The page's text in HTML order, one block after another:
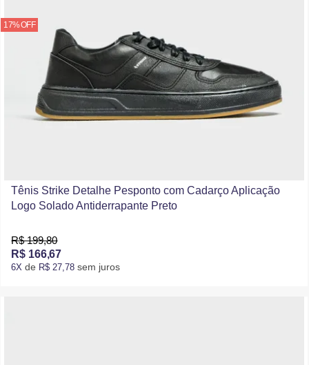
17% OFF
Tênis Strike Detalhe Pesponto com Cadarço Aplicação
Logo Solado Antiderrapante Preto
R$ 199,80
R$ 166,67
6X de R$ 27,78 sem juros